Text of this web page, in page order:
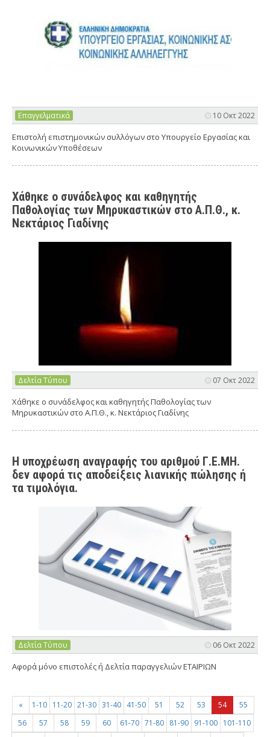
Επαγγελματικά 10 Οκτ 2022
Επιστολή επιστημονικών συλλόγων στο Υπουργείο Εργασίας και
Κοινωνικών Υποθέσεων
Χάθηκε ο συνάδελφος και καθηγητής
Παθολογίας των Μηρυκαστικών στο Α.Π.Θ., κ.
Νεκτάριος Γιαδίνης
Δελτία Τύπου 07 Οκτ 2022
Χάθηκε ο συνάδελφος και καθηγητής Παθολογίας των
Μηρυκαστικών στο Α.Π.Θ., κ. Νεκτάριος Γιαδίνης
Η υποχρέωση αναγραφής του αριθμού Γ.Ε.ΜΗ.
δεν αφορά τις αποδείξεις λιανικής πώλησης ή
τα τιμολόγια.
Δελτία Τύπου 06 Οκτ 2022
Αφορά μόνο επιστολές ή Δελτία παραγγελιών ΕΤΑΙΡΙΩΝ
« 1-10 11-20 21-30 31-40 41-50 51 52 53 54
55
56
57 58 59 60 61-70 71-80 81-90 91-100 101-110